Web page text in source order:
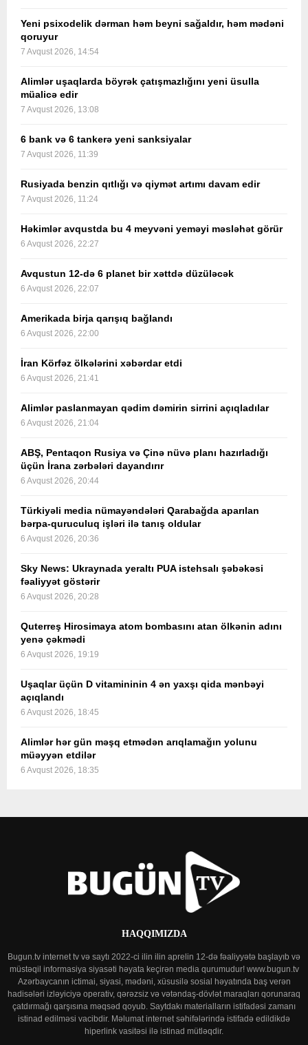
Yeni psixodelik dərman həm beyni sağaldır, həm mədəni
qoruyur
7 Avqust 2026, 14:54
Alimlər uşaqlarda böyrək çatışmazlığını yeni üsulla
müalicə edir
7 Avqust 2026, 13:08
6 bank və 6 tankerə yeni sanksiyalar
7 Avqust 2026, 11:39
Rusiyada benzin qıtlığı və qiymət artımı davam edir
7 Avqust 2026, 11:24
Həkimlər avqustda bu 4 meyvəni yeməyi məsləhət görür
6 Avqust 2026, 22:27
Avqustun 12-də 6 planet bir xəttdə düzüləcək
6 Avqust 2026, 22:07
Amerikada birja qarışıq bağlandı
6 Avqust 2026, 22:00
İran Körfəz ölkələrini xəbərdar etdi
6 Avqust 2026, 21:41
Alimlər paslanmayan qədim dəmirin sirrini açıqladılar
6 Avqust 2026, 21:04
ABŞ, Pentaqon Rusiya və Çinə nüvə planı hazırladığı
üçün İrana zərbələri dayandırır
6 Avqust 2026, 20:44
Türkiyəli media nümayəndələri Qarabağda aparılan
bərpa-quruculuq işləri ilə tanış oldular
6 Avqust 2026, 20:36
Sky News: Ukraynada yeraltı PUA istehsalı şəbəkəsi
fəaliyyət göstərir
6 Avqust 2026, 20:28
Quterreş Hirosimaya atom bombasını atan ölkənin adını
yenə çəkmədi
6 Avqust 2026, 19:19
Uşaqlar üçün D vitamininin 4 ən yaxşı qida mənbəyi
açıqlandı
6 Avqust 2026, 18:45
Alimlər hər gün məşq etmədən arıqlamağın yolunu
müəyyən etdilər
6 Avqust 2026, 18:35
HAQQIMIZDA
Bugun.tv internet tv və saytı 2022-ci ilin ilin aprelin 12-də fəaliyyətə başlayıb və
müstəqil informasiya siyasəti həyata keçirən media qurumudur! www.bugun.tv
Azərbaycanın ictimai, siyasi, mədəni, xüsusilə sosial həyatında baş verən
hadisələri izləyiciyə operativ, qərəzsiz və vətəndaş-dövlət maraqları qorunaraq
çatdırmağı qarşısına məqsəd qoyub. Saytdakı materialların istifadəsi zamanı
istinad edilməsi vacibdir. Məlumat internet səhifələrində istifadə edildikdə
hiperlink vasitəsi ilə istinad mütləqdir.